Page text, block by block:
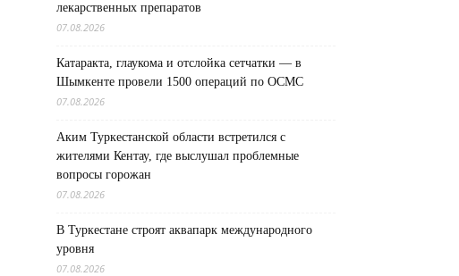
лекарственных препаратов
07.08.2026
Катаракта, глаукома и отслойка сетчатки — в
Шымкенте провели 1500 операций по ОСМС
07.08.2026
Аким Туркестанской области встретился с
жителями Кентау, где выслушал проблемные
вопросы горожан
07.08.2026
В Туркестане строят аквапарк международного
уровня
07.08.2026